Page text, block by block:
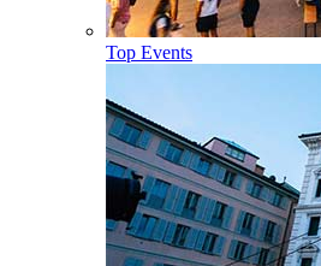
Top Events